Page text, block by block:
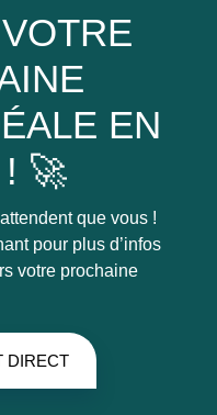
EN
🚀
que vous !
pour plus d’infos
votre prochaine
DIRECT